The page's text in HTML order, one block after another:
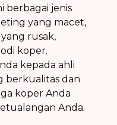
berbagai jenis
yang macet,
rusak,
koper.
kepada ahli
berkualitas dan
koper Anda
Anda.